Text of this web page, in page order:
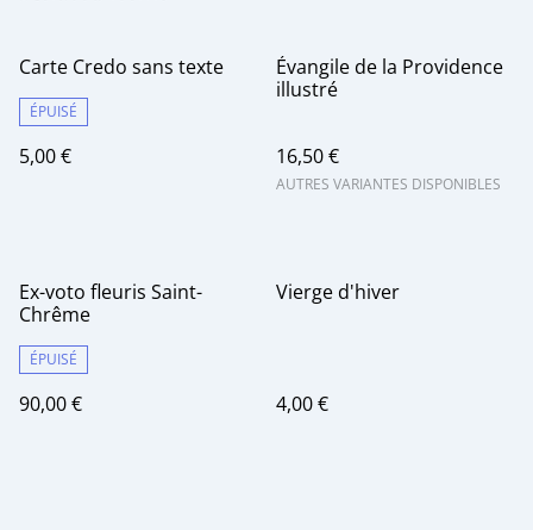
Carte Credo sans texte
ÉPUISÉ
5,00 €
Évangile de la Providence
illustré
16,50 €
AUTRES VARIANTES DISPONIBLES
Ex-voto fleuris Saint-
Chrême
ÉPUISÉ
90,00 €
Vierge d'hiver
4,00 €